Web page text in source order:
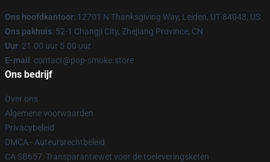
Ons hoofdkantoor: 12701 N Thanksgiving Way, Leiden, UT 84043, US
Ons pakhuis: 52-1 Changji City, Zhejiang Province, CN
Uur: 21.00 uur 5.00 uur
E-mail : contact@pop-smoke.store
Ons bedrijf
Over ons
Algemene voorwaarden
Privacybeleid
DMCA - Auteursrechtbeleid
CA SB657: Transparantiewet voor de toeleveringsketen